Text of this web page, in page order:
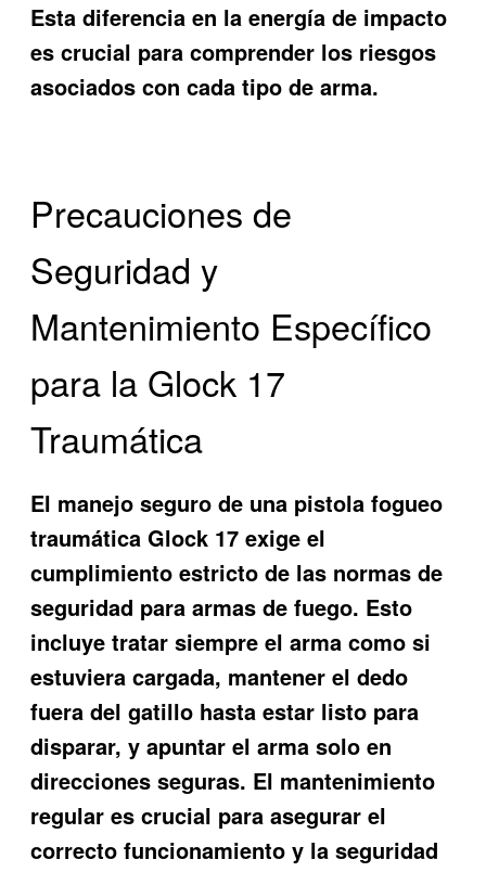
Esta diferencia en la energía de impacto
es crucial para comprender los riesgos
asociados con cada tipo de arma.
Precauciones de
Seguridad y
Mantenimiento Específico
para la Glock 17
Traumática
El manejo seguro de una pistola fogueo
traumática Glock 17 exige el
cumplimiento estricto de las normas de
seguridad para armas de fuego. Esto
incluye tratar siempre el arma como si
estuviera cargada, mantener el dedo
fuera del gatillo hasta estar listo para
disparar, y apuntar el arma solo en
direcciones seguras. El mantenimiento
regular es crucial para asegurar el
correcto funcionamiento y la seguridad